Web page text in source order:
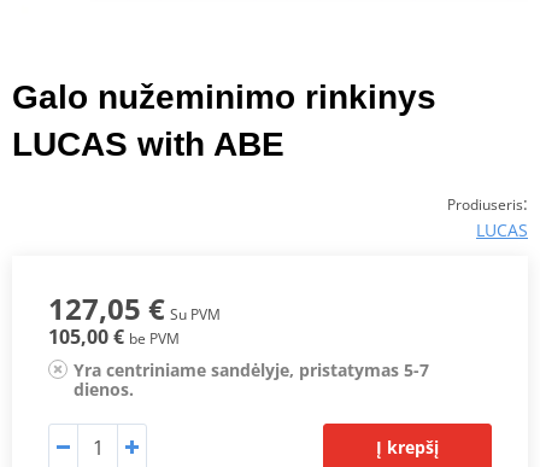
Galo nužeminimo rinkinys
LUCAS with ABE
Prodiuseris:
LUCAS
127,05 € Su PVM
105,00 € be PVM
Yra centriniame sandėlyje, pristatymas 5-7
dienos.
Į krepšį